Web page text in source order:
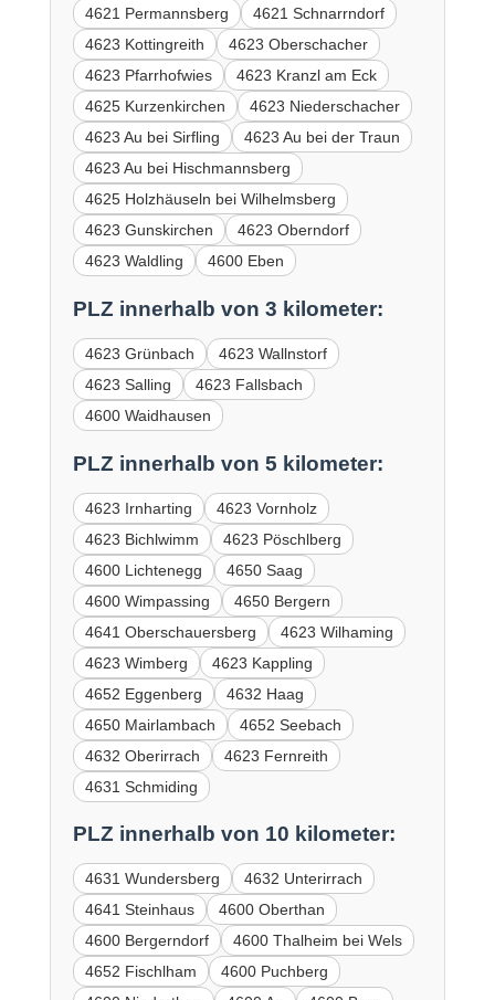
4621 Permannsberg
4621 Schnarrndorf
4623 Kottingreith
4623 Oberschacher
4623 Pfarrhofwies
4623 Kranzl am Eck
4625 Kurzenkirchen
4623 Niederschacher
4623 Au bei Sirfling
4623 Au bei der Traun
4623 Au bei Hischmannsberg
4625 Holzhäuseln bei Wilhelmsberg
4623 Gunskirchen
4623 Oberndorf
4623 Waldling
4600 Eben
PLZ innerhalb von 3 kilometer:
4623 Grünbach
4623 Wallnstorf
4623 Salling
4623 Fallsbach
4600 Waidhausen
PLZ innerhalb von 5 kilometer:
4623 Irnharting
4623 Vornholz
4623 Bichlwimm
4623 Pöschlberg
4600 Lichtenegg
4650 Saag
4600 Wimpassing
4650 Bergern
4641 Oberschauersberg
4623 Wilhaming
4623 Wimberg
4623 Kappling
4652 Eggenberg
4632 Haag
4650 Mairlambach
4652 Seebach
4632 Oberirrach
4623 Fernreith
4631 Schmiding
PLZ innerhalb von 10 kilometer:
4631 Wundersberg
4632 Unterirrach
4641 Steinhaus
4600 Oberthan
4600 Bergerndorf
4600 Thalheim bei Wels
4652 Fischlham
4600 Puchberg